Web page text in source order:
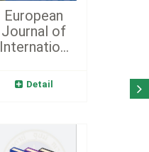
European
Journal of
Internatio...
Detail